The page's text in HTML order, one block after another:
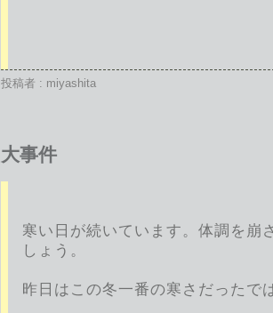
投稿者 : miyashita
大事件
寒い日が続いています。体調を崩
しょう。
昨日はこの冬一番の寒さだったで